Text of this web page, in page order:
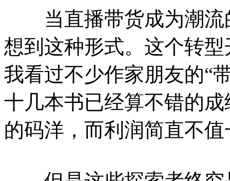
当直播带货成为潮流
想到这种形式。这个转
我看过不少作家朋友的“
十几本书已经算不错的
的码洋，而利润简直不值